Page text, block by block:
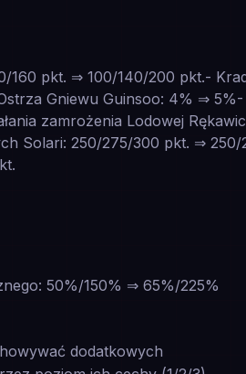
160 pkt. ⇒ 100/140/200 pkt.-
Gniewu Guinsoo: 4% ⇒
zamrożenia Lodowej
Solari: 250/275/300 pkt. ⇒
50%/150% ⇒ 65%/225%
dodatkowych